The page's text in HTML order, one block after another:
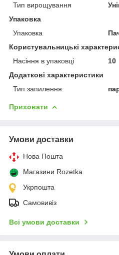
Тип вирощування
Упаковка
Упаковка
Користувальницькі
Насіння в упаковці
10
Додаткові характеристики
Тип запилення:
Приховати
Умови доставки
Нова Пошта
Магазини Rozetka
Укрпошта
Самовивіз
Всі умови доставки